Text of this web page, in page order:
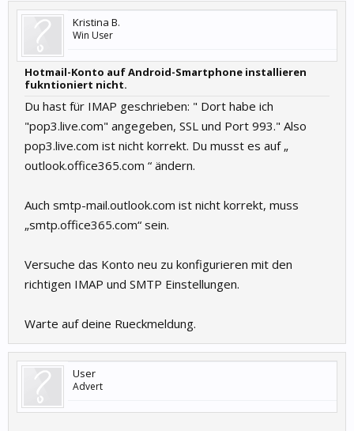
Kristina B.
Win User
Hotmail-Konto auf Android-Smartphone installieren
fukntioniert nicht.
Du hast für IMAP geschrieben: " Dort habe ich
"pop3.live.com" angegeben, SSL und Port 993." Also
pop3.live.com ist nicht korrekt. Du musst es auf „
outlook.office365.com “ ändern.
Auch smtp-mail.outlook.com ist nicht korrekt, muss
„smtp.office365.com“ sein.
Versuche das Konto neu zu konfigurieren mit den
richtigen IMAP und SMTP Einstellungen.
Warte auf deine Rueckmeldung.
User
Advert